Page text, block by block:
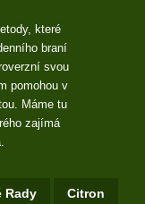
které
braní
svou
pomohou v
Máme tu
zajímá
Rady Citron